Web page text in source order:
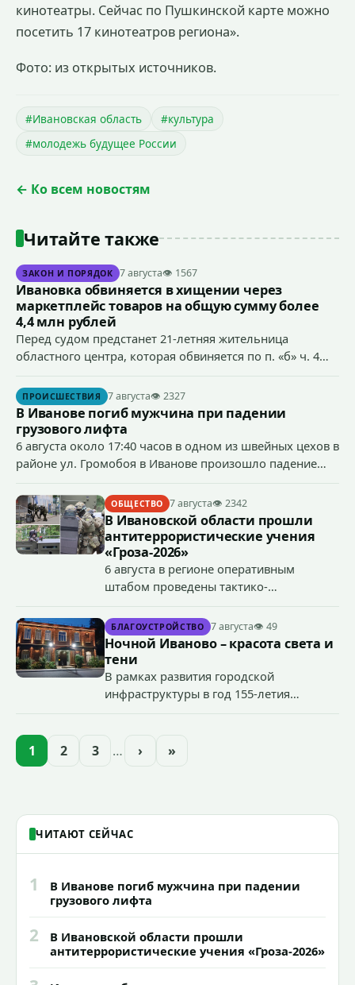
кинотеатры. Сейчас по Пушкинской карте можно
посетить 17 кинотеатров региона».
Фото: из открытых источников.
#Ивановская область
#культура
#молодежь будущее России
← Ко всем новостям
Читайте также
ЗАКОН И ПОРЯДОК 7 августа👁 1567
Ивановка обвиняется в хищении через
маркетплейс товаров на общую сумму более
4,4 млн рублей
Перед судом предстанет 21-летняя жительница
областного центра, которая обвиняется по п. «б» ч. 4
сумму более 4,4 млн рублей через маркетплейс.
ПРОИСШЕСТВИЯ 7 августа👁 2327
В Иванове погиб мужчина при падении
грузового лифта
6 августа около 17:40 часов в одном из швейных цехов в
районе ул. Громобоя в Иванове произошло падение
ОБЩЕСТВО 7 августа👁 2342
В Ивановской области прошли
антитеррористические учения
«Гроза-2026»
6 августа в регионе оперативным
штабом проведены тактико-
террористического акта на объекте
органов государственной власти.
«Гроза-2026».
БЛАГОУСТРОЙСТВО 7 августа👁 49
Ночной Иваново – красота света и
тени
В рамках развития городской
инфраструктуры в год 155-летия
проекта подсветки исторических
1 2 3 … › »
ЧИТАЮТ СЕЙЧАС
1
В Иванове погиб мужчина при падении
грузового лифта
2
В Ивановской области прошли
антитеррористические учения «Гроза-2026»